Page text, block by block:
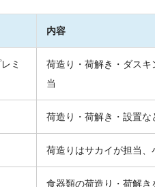
内容
ミ
荷造り・荷解き・ダス
当
荷造り・荷解き・設置
荷造りはサカイが担当
食器類の荷造り・荷解